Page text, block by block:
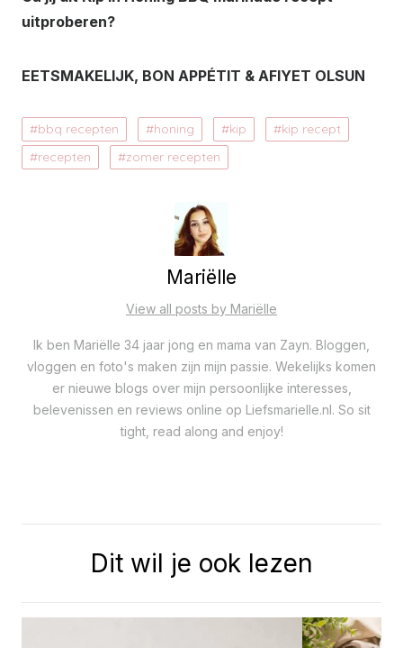
uitproberen?
EETSMAKELIJK, BON APPÉTIT & AFIYET OLSUN
bbq recepten honing kip
kip recept
recepten
zomer recepten
Mariëlle
View all posts by Mariëlle
Ik ben Mariëlle 34 jaar jong en mama van Zayn. Bloggen,
vloggen en foto's maken zijn mijn passie. Wekelijks komen
er nieuwe blogs over mijn persoonlijke interesses,
belevenissen en reviews online op Liefsmarielle.nl. So sit
tight, read along and enjoy!
Dit wil je ook lezen